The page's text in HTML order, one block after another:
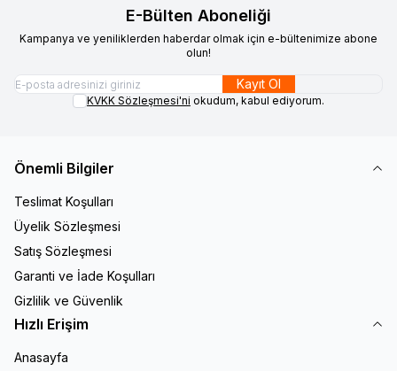
E-Bülten Aboneliği
Kampanya ve yeniliklerden haberdar olmak için e-bültenimize abone
olun!
Kayıt Ol
KVKK Sözleşmesi'ni okudum, kabul ediyorum.
Önemli Bilgiler
Teslimat Koşulları
Üyelik Sözleşmesi
Satış Sözleşmesi
Garanti ve İade Koşulları
Gizlilik ve Güvenlik
Hızlı Erişim
Anasayfa